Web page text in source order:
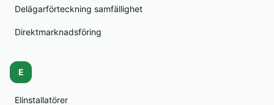
Delägarförteckning samfällighet
Direktmarknadsföring
E
Elinstallatörer